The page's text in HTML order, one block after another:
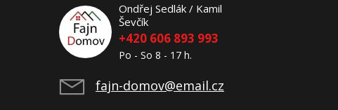
Ondřej Sedlák / Kamil
Ševčík
+420 606 893 993
Po - So 8 - 17 h.
fajn-domov@email.cz